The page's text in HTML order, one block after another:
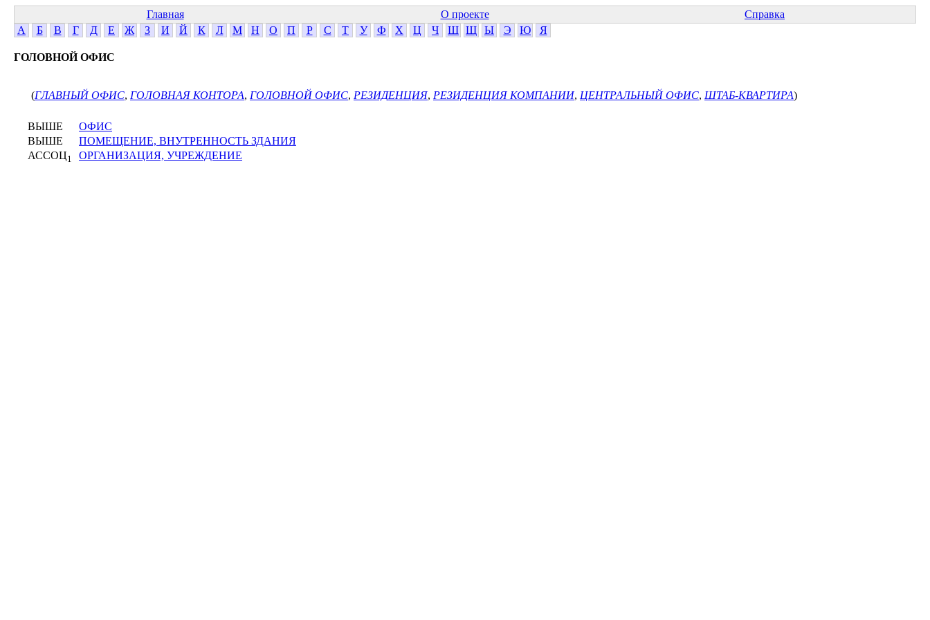
Главная О проекте
Справка
А
Б В Г Д Е Ж З И Й К Л М Н О П Р С Т У Ф Х Ц Ч Ш Щ Ы Э Ю Я
ГОЛОВНОЙ ОФИС
(ГЛАВНЫЙ ОФИС, ГОЛОВНАЯ КОНТОРА, ГОЛОВНОЙ ОФИС, РЕЗИДЕНЦИЯ, РЕЗИДЕНЦИЯ КОМПАНИИ, ЦЕНТРАЛЬНЫЙ ОФИС, ШТАБ-КВАРТИРА)
ВЫШЕ
ОФИС
ВЫШЕ
ПОМЕЩЕНИЕ, ВНУТРЕННОСТЬ ЗДАНИЯ
АССОЦ1 ОРГАНИЗАЦИЯ, УЧРЕЖДЕНИЕ